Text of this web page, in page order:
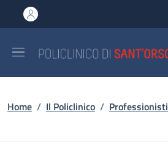
al contenuto principale
to footer content
Briciole di pane
Home / Il Policlinico / Professionisti